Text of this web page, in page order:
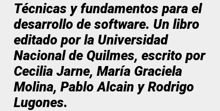
Técnicas y fundamentos para el
desarrollo de software. Un libro
editado por la Universidad
Nacional de Quilmes, escrito por
Cecilia Jarne, María Graciela
Molina, Pablo Alcain y Rodrigo
Lugones.